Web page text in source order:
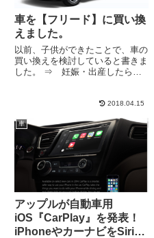
車を【フリード】に買い換
えました。
以前、子供ができたことで、車の
買い換えを検討していると書きま
した。 ⇒ 妊娠・出産したら考
ら、トヨタ、日産、マツダ、ホン
ダなど色々なディーラーにお話を
聞きに行き、ついに契約して参り
2018.04.15
車
アップルが自動車用
iOS『CarPlay』を発表！
iPhoneやカーナビをSiriの